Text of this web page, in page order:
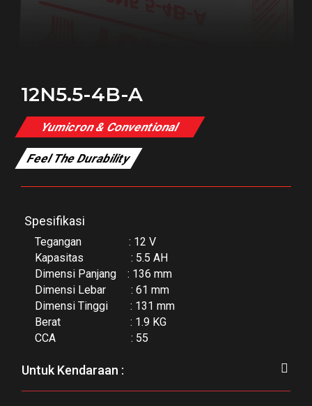
12N5.5-4B-A
Yumicron & Conventional
Feel The Durability
Spesifikasi
Tegangan : 12 V
Kapasitas : 5.5 AH
Dimensi Panjang : 136 mm
Dimensi Lebar : 61 mm
Dimensi Tinggi : 131 mm
Berat : 1.9 KG
CCA : 55
Untuk Kendaraan :